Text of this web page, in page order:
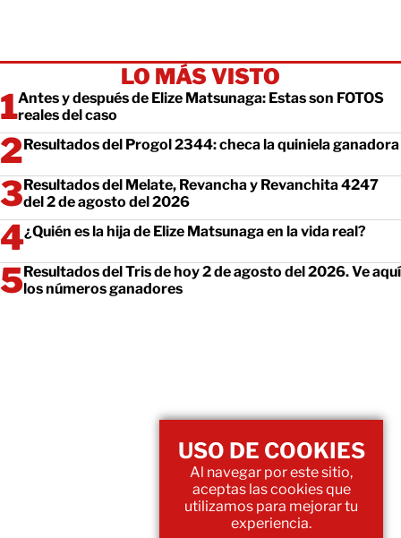
LO MÁS VISTO
Antes y después de Elize Matsunaga: Estas son FOTOS
reales del caso
Resultados del Progol 2344: checa la quiniela ganadora
Resultados del Melate, Revancha y Revanchita 4247
del 2 de agosto del 2026
¿Quién es la hija de Elize Matsunaga en la vida real?
Resultados del Tris de hoy 2 de agosto del 2026. Ve aquí
los números ganadores
USO DE COOKIES
Al navegar por este sitio,
aceptas las cookies que
utilizamos para mejorar tu
experiencia.